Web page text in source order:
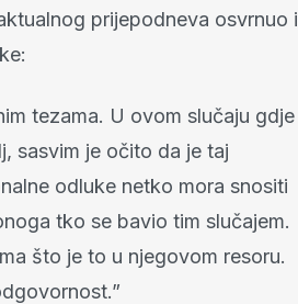
prijepodneva osvrnuo i
tezama. U ovom slučaju gdje
sasvim je očito da je taj
odluke netko mora snositi
tko se bavio tim slučajem.
što je to u njegovom resoru.